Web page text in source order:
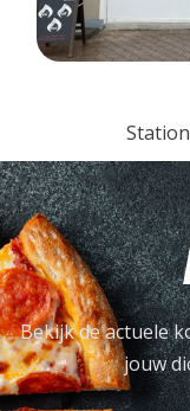
Bekijk de actuele
jouw